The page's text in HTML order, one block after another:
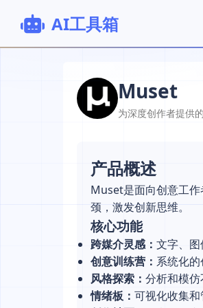
AI工具箱
Muset
为深度创作者提供
产品概述
Muset是面向创意工
颈，激发创新思维。
核心功能
跨媒介灵感： 文字、
创意训练营： 系统化
风格探索： 分析和模
情绪板： 可视化收集